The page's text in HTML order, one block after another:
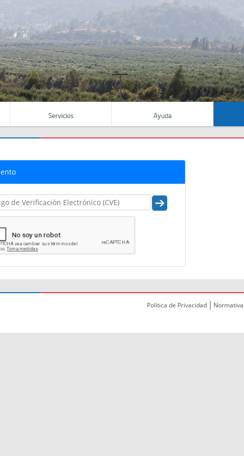
Servicios Ayuda
Política de Privacidad Normativa